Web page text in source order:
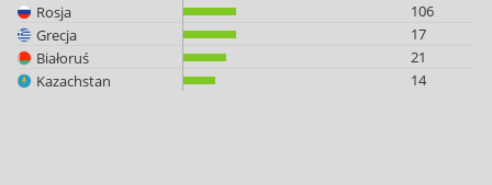
Rosja
106
Grecja
17
Białoruś
21
Kazachstan
14